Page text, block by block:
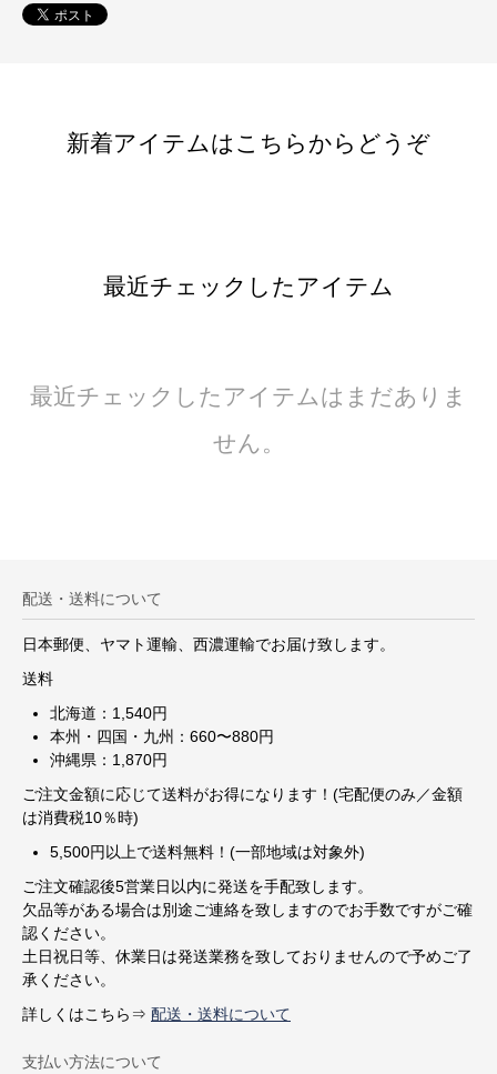
新着アイテムはこちらからどうぞ
最近チェックしたアイテム
最近チェックしたアイテムはまだありま
せん。
配送・送料について
日本郵便、ヤマト運輸、西濃運輸でお届け致します。
送料
北海道：1,540円
本州・四国・九州：660〜880円
沖縄県：1,870円
ご注文金額に応じて送料がお得になります！(宅配便のみ／金額
は消費税10％時)
5,500円以上で送料無料！(一部地域は対象外)
ご注文確認後5営業日以内に発送を手配致します。
欠品等がある場合は別途ご連絡を致しますのでお手数ですがご確
認ください。
土日祝日等、休業日は発送業務を致しておりませんので予めご了
承ください。
詳しくはこちら⇒ 配送・送料について
支払い方法について